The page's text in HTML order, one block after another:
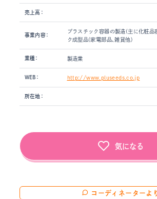
売上高：
事業内容：
プラスチック容器の製造(主に化粧
ク成型品(家電部品、雑貨他)
業種： 製造業
WEB： http://www.pluseeds.co.jp
所在地：
気になる
コーディネーターよ